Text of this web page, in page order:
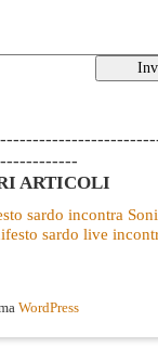
ARTICOLI
sardo incontra
sardo live
WordPress